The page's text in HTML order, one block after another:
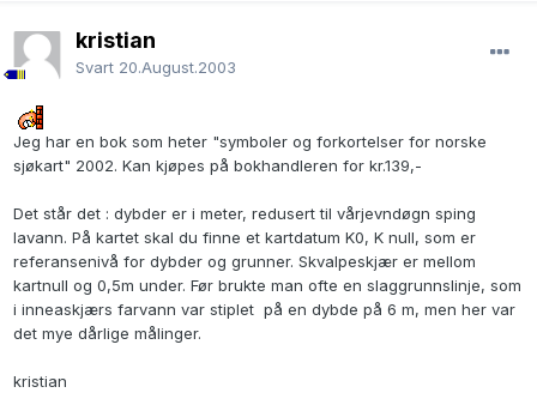
kristian
Svart 20.August.2003
Jeg har en bok som heter "symboler og forkortelser for norske
sjøkart" 2002. Kan kjøpes på bokhandleren for kr.139,-
Det står det : dybder er i meter, redusert til vårjevndøgn sping
lavann. På kartet skal du finne et kartdatum K0, K null, som er
referansenivå for dybder og grunner. Skvalpeskjær er mellom
kartnull og 0,5m under. Før brukte man ofte en slaggrunnslinje, som
i inneaskjærs farvann var stiplet på en dybde på 6 m, men her var
det mye dårlige målinger.
kristian